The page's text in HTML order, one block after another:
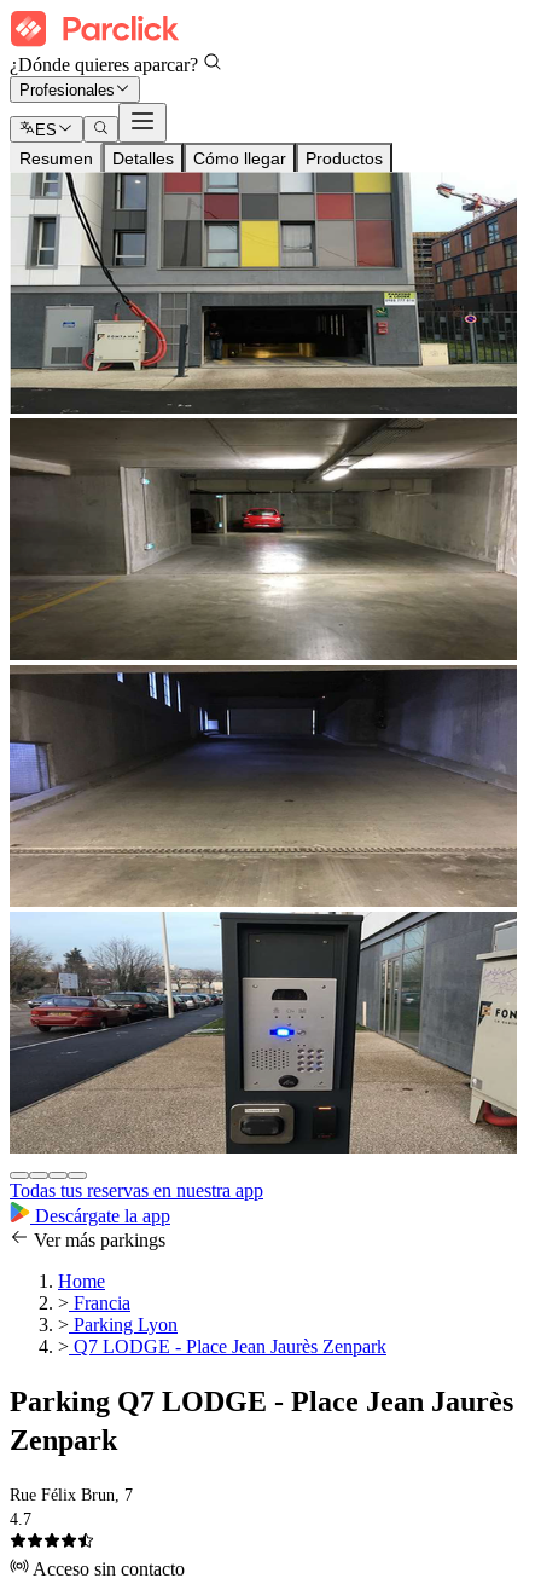
¿Dónde quieres aparcar?
Profesionales
ES
Resumen Detalles Cómo llegar Productos
Todas tus reservas en nuestra app
Descárgate la app
Ver más parkings
Home
> Francia
> Parking Lyon
> Q7 LODGE - Place Jean Jaurès Zenpark
Parking Q7 LODGE - Place Jean Jaurès
Zenpark
Rue Félix Brun, 7
4.7
Acceso sin contacto